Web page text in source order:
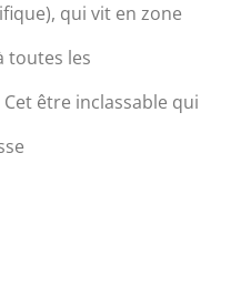
qui vit en zone
toutes les
être inclassable qui